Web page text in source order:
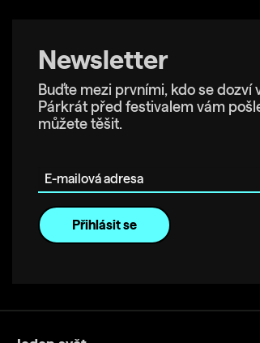
Newsletter
Buďte mezi prvními, kdo se dozví
Párkrát před festivalem vám
můžete těšit.